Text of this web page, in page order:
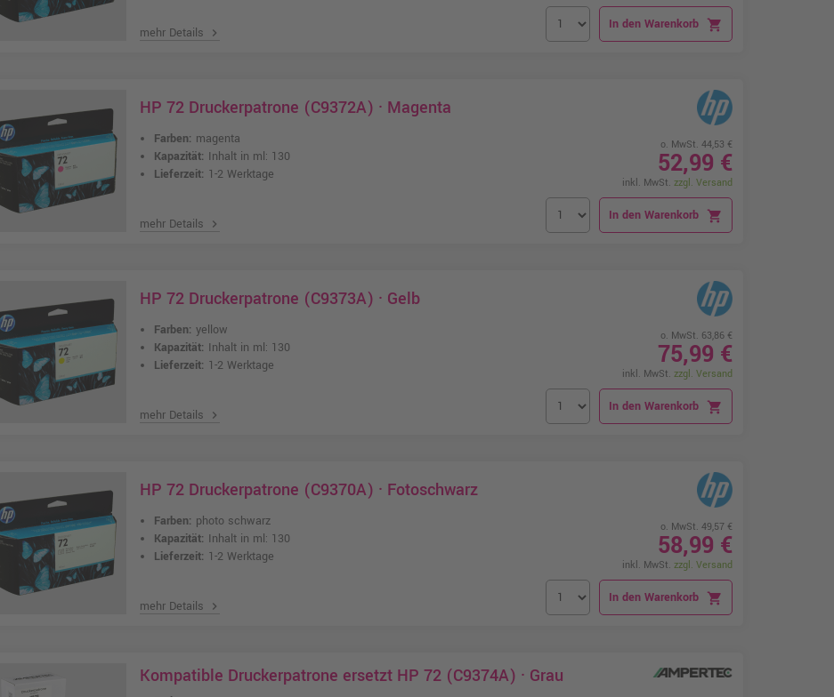
mehr Details chevron_right
In den Warenkorb shopping_cart
HP 72 Druckerpatrone (C9372A) · Magenta
Farben: magenta
Kapazität: Inhalt in ml: 130
Lieferzeit: 1-2 Werktage
mehr Details chevron_right
o. MwSt. 44,53 €
52,99 €
inkl. MwSt. zzgl. Versand
In den Warenkorb shopping_cart
HP 72 Druckerpatrone (C9373A) · Gelb
Farben: yellow
Kapazität: Inhalt in ml: 130
Lieferzeit: 1-2 Werktage
mehr Details chevron_right
o. MwSt. 63,86 €
75,99 €
inkl. MwSt. zzgl. Versand
In den Warenkorb shopping_cart
HP 72 Druckerpatrone (C9370A) · Fotoschwarz
Farben: photo schwarz
Kapazität: Inhalt in ml: 130
Lieferzeit: 1-2 Werktage
mehr Details chevron_right
o. MwSt. 49,57 €
58,99 €
inkl. MwSt. zzgl. Versand
In den Warenkorb shopping_cart
Kompatible Druckerpatrone ersetzt HP 72 (C9374A) · Grau